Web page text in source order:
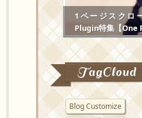
1ページスクロ
Plugin特集【One
TagCloud
Blog Customize